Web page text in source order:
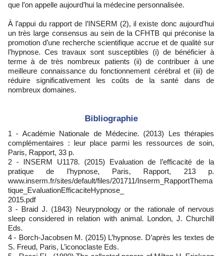
que l’on appelle aujourd’hui la médecine personnalisée.
À l’appui du rapport de l’INSERM (2), il existe donc aujourd’hui
un très large consensus au sein de la CFHTB qui préconise la
promotion d’une recherche scientifique accrue et de qualité sur
l’hypnose. Ces travaux sont susceptibles (i) de bénéficier à
terme à de très nombreux patients (ii) de contribuer à une
meilleure connaissance du fonctionnement cérébral et (iii) de
réduire significativement les coûts de la santé dans de
nombreux domaines.
Bibliographie
1 - Académie Nationale de Médecine. (2013) Les thérapies
complémentaires : leur place parmi les ressources de soin,
Paris, Rapport, 33 p.
2 - INSERM U1178. (2015) Evaluation de l’efficacité de la
pratique de l’hypnose, Paris, Rapport, 213 p.
www.inserm.fr/sites/default/files/201711/Inserm_RapportThema
tique_EvaluationEfficaciteHypnose_
2015.pdf
3 - Braid J. (1843) Neurypnology or the rationale of nervous
sleep considered in relation with animal. London, J. Churchill
Eds.
4 - Borch-Jacobsen M. (2015) L’hypnose. D’après les textes de
S. Freud, Paris, L’iconoclaste Eds.